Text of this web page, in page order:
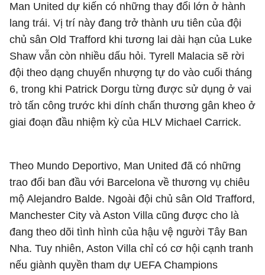
Man United dự kiến có những thay đổi lớn ở hành
lang trái. Vị trí này đang trở thành ưu tiên của đội
chủ sân Old Trafford khi tương lai dài hạn của Luke
Shaw vẫn còn nhiều dấu hỏi. Tyrell Malacia sẽ rời
đội theo dạng chuyển nhượng tự do vào cuối tháng
6, trong khi Patrick Dorgu từng được sử dụng ở vai
trò tấn công trước khi dính chấn thương gân kheo ở
giai đoạn đầu nhiệm kỳ của HLV Michael Carrick.
Theo Mundo Deportivo, Man United đã có những
trao đổi ban đầu với Barcelona về thương vụ chiêu
mộ Alejandro Balde. Ngoài đội chủ sân Old Trafford,
Manchester City và Aston Villa cũng được cho là
đang theo dõi tình hình của hậu vệ người Tây Ban
Nha. Tuy nhiên, Aston Villa chỉ có cơ hội cạnh tranh
nếu giành quyền tham dự UEFA Champions